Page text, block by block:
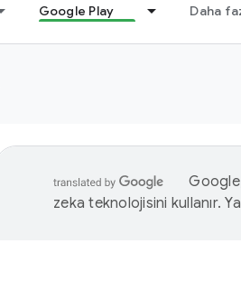
Google Play Daha
zeka teknolojisini kullanır.